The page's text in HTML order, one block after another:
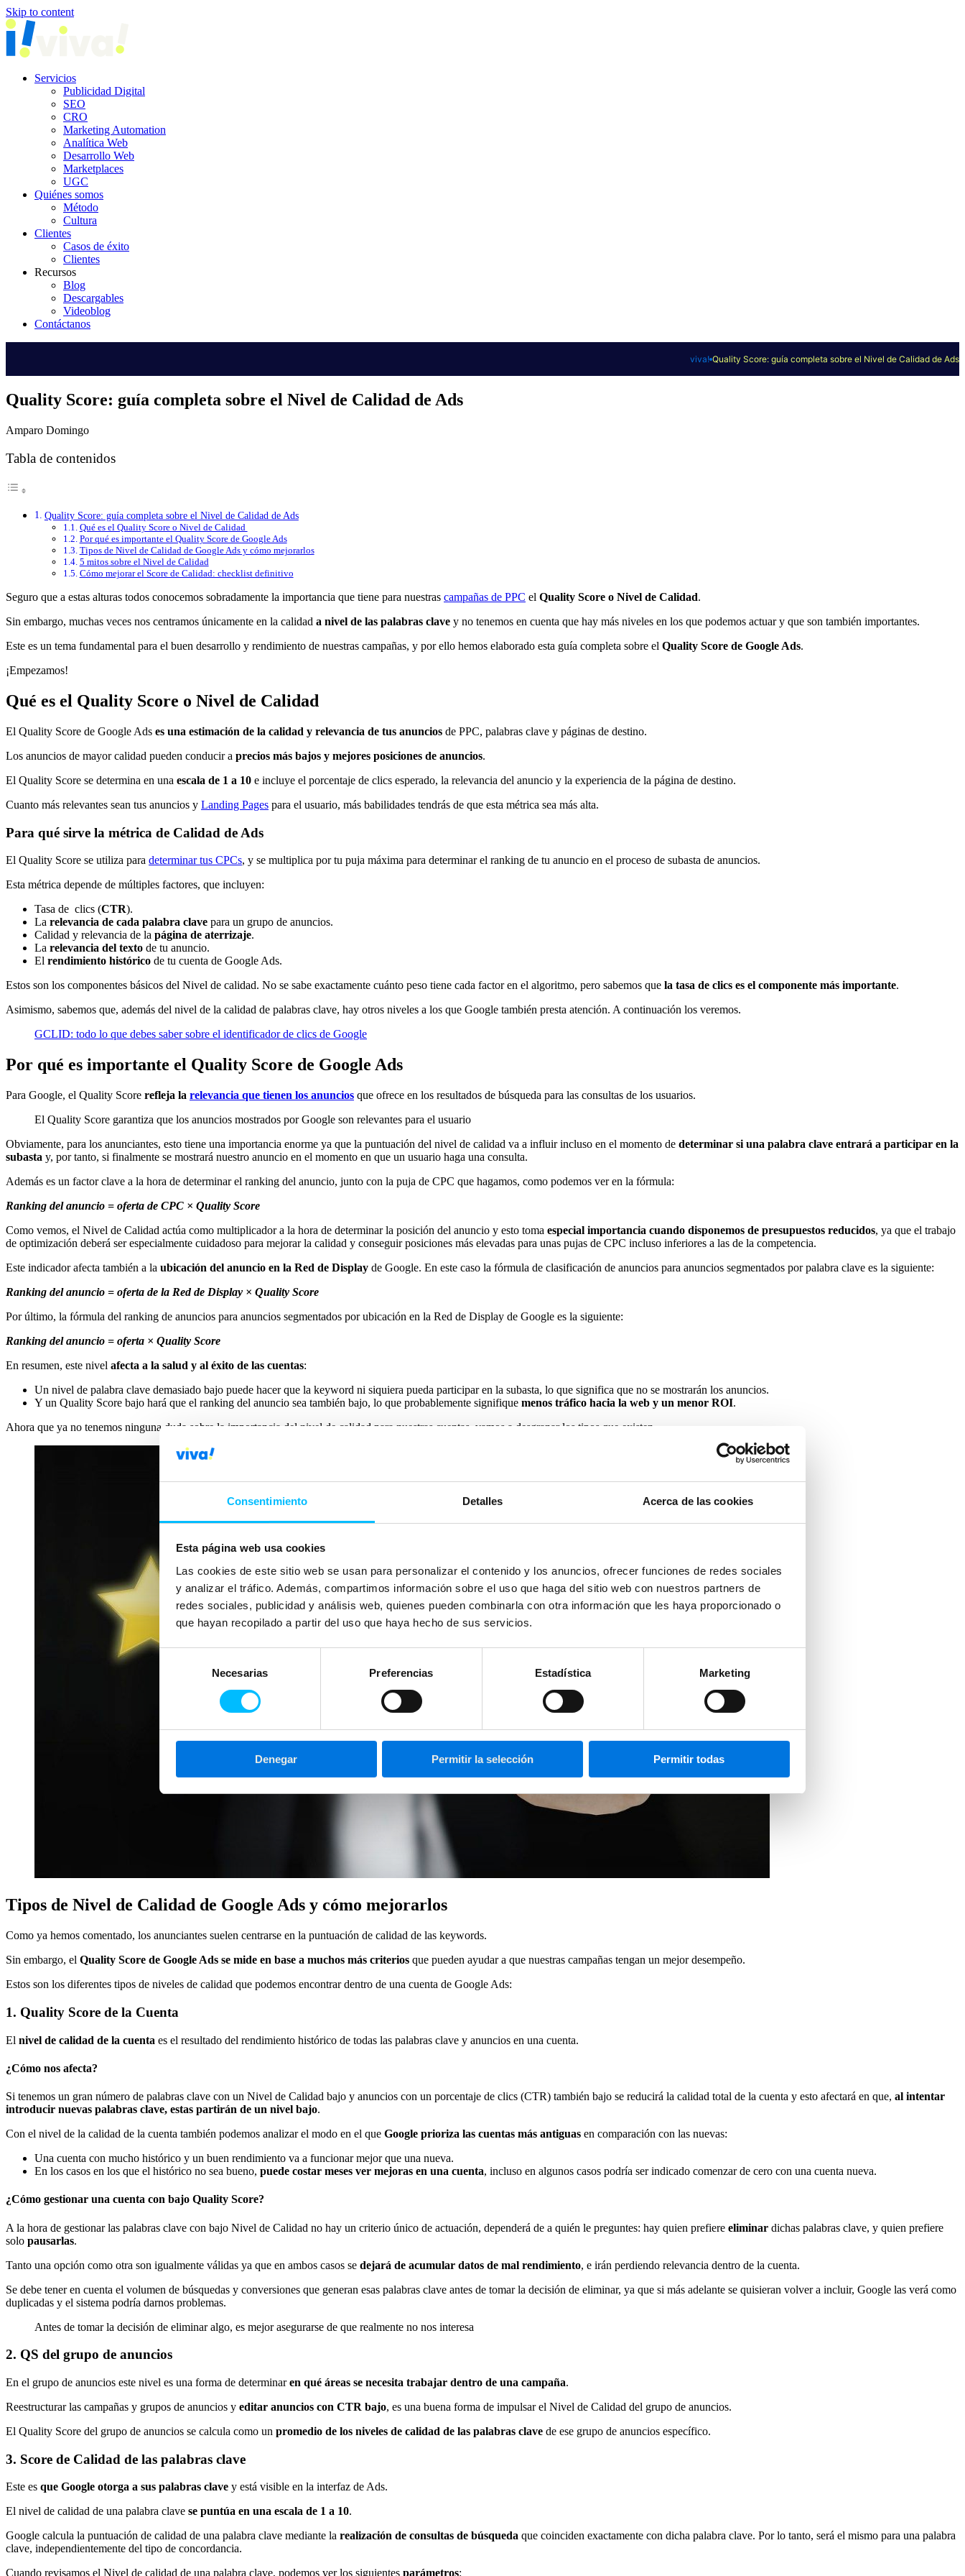
Consentimiento Detalles Acerca de las cookies
Esta página web usa cookies
Las cookies de este sitio web se usan para personalizar el contenido y los anuncios, ofrecer funciones de redes sociales
y analizar el tráfico. Además, compartimos información sobre el uso que haga del sitio web con nuestros partners de
redes sociales, publicidad y análisis web, quienes pueden combinarla con otra información que les haya proporcionado o
que hayan recopilado a partir del uso que haya hecho de sus servicios.
Selección
consentimiento
Necesarias Preferencias Estadística Marketing
Denegar Permitir la selección Permitir todas
Skip to content
Servicios
Publicidad Digital
SEO
CRO
Marketing Automation
Analítica Web
Desarrollo Web
Marketplaces
UGC
Quiénes somos
Método
Cultura
Clientes
Casos de éxito
Clientes
Recursos
Blog
Descargables
Videoblog
Contáctanos
viva! Quality Score: guía completa sobre el Nivel de Calidad de Ads
Quality Score: guía completa sobre el Nivel de Calidad de Ads
Amparo Domingo
Tabla de contenidos
Quality Score: guía completa sobre el Nivel de Calidad de Ads
Qué es el Quality Score o Nivel de Calidad
Por qué es importante el Quality Score de Google Ads
Tipos de Nivel de Calidad de Google Ads y cómo mejorarlos
5 mitos sobre el Nivel de Calidad
Cómo mejorar el Score de Calidad: checklist definitivo
Seguro que a estas alturas todos conocemos sobradamente la importancia que tiene para nuestras campañas de PPC el Quality Score o Nivel de Calidad.
Sin embargo, muchas veces nos centramos únicamente en la calidad a nivel de las palabras clave y no tenemos en cuenta que hay más niveles en los que podemos actuar y que son también importantes.
Este es un tema fundamental para el buen desarrollo y rendimiento de nuestras campañas, y por ello hemos elaborado esta guía completa sobre el Quality Score de Google Ads.
¡Empezamos!
Qué es el Quality Score o Nivel de Calidad
El Quality Score de Google Ads es una estimación de la calidad y relevancia de tus anuncios de PPC, palabras clave y páginas de destino.
Los anuncios de mayor calidad pueden conducir a precios más bajos y mejores posiciones de anuncios.
El Quality Score se determina en una escala de 1 a 10 e incluye el porcentaje de clics esperado, la relevancia del anuncio y la experiencia de la página de destino.
Cuanto más relevantes sean tus anuncios y Landing Pages para el usuario, más babilidades tendrás de que esta métrica sea más alta.
Para qué sirve la métrica de Calidad de Ads
El Quality Score se utiliza para determinar tus CPCs, y se multiplica por tu puja máxima para determinar el ranking de tu anuncio en el proceso de subasta de anuncios.
Esta métrica depende de múltiples factores, que incluyen:
Tasa de clics (CTR).
La relevancia de cada palabra clave para un grupo de anuncios.
Calidad y relevancia de la página de aterrizaje.
La relevancia del texto de tu anuncio.
El rendimiento histórico de tu cuenta de Google Ads.
Estos son los componentes básicos del Nivel de calidad. No se sabe exactamente cuánto peso tiene cada factor en el algoritmo, pero sabemos que la tasa de clics es el componente más importante.
Asimismo, sabemos que, además del nivel de la calidad de palabras clave, hay otros niveles a los que Google también presta atención. A continuación los veremos.
GCLID: todo lo que debes saber sobre el identificador de clics de Google
Por qué es importante el Quality Score de Google Ads
Para Google, el Quality Score refleja la relevancia que tienen los anuncios que ofrece en los resultados de búsqueda para las consultas de los usuarios.
El Quality Score garantiza que los anuncios mostrados por Google son relevantes para el usuario
Obviamente, para los anunciantes, esto tiene una importancia enorme ya que la puntuación del nivel de calidad va a influir incluso en el momento de determinar si una palabra clave entrará a participar en la
subasta y, por tanto, si finalmente se mostrará nuestro anuncio en el momento en que un usuario haga una consulta.
Además es un factor clave a la hora de determinar el ranking del anuncio, junto con la puja de CPC que hagamos, como podemos ver en la fórmula:
Ranking del anuncio = oferta de CPC × Quality Score
Como vemos, el Nivel de Calidad actúa como multiplicador a la hora de determinar la posición del anuncio y esto toma especial importancia cuando disponemos de presupuestos reducidos, ya que el trabajo
de optimización deberá ser especialmente cuidadoso para mejorar la calidad y conseguir posiciones más elevadas para unas pujas de CPC incluso inferiores a las de la competencia.
Este indicador afecta también a la ubicación del anuncio en la Red de Display de Google. En este caso la fórmula de clasificación de anuncios para anuncios segmentados por palabra clave es la siguiente:
Ranking del anuncio = oferta de la Red de Display × Quality Score
Por último, la fórmula del ranking de anuncios para anuncios segmentados por ubicación en la Red de Display de Google es la siguiente:
Ranking del anuncio = oferta × Quality Score
En resumen, este nivel afecta a la salud y al éxito de las cuentas:
Un nivel de palabra clave demasiado bajo puede hacer que la keyword ni siquiera pueda participar en la subasta, lo que significa que no se mostrarán los anuncios.
Y un Quality Score bajo hará que el ranking del anuncio sea también bajo, lo que probablemente signifique menos tráfico hacia la web y un menor ROI.
Ahora que ya no tenemos ninguna duda sobre la importancia del nivel de calidad para nuestras cuentas, vamos a desgranar los tipos que existen.
Tipos de Nivel de Calidad de Google Ads y cómo mejorarlos
Como ya hemos comentado, los anunciantes suelen centrarse en la puntuación de calidad de las keywords.
Sin embargo, el Quality Score de Google Ads se mide en base a muchos más criterios que pueden ayudar a que nuestras campañas tengan un mejor desempeño.
Estos son los diferentes tipos de niveles de calidad que podemos encontrar dentro de una cuenta de Google Ads:
1. Quality Score de la Cuenta
El nivel de calidad de la cuenta es el resultado del rendimiento histórico de todas las palabras clave y anuncios en una cuenta.
¿Cómo nos afecta?
Si tenemos un gran número de palabras clave con un Nivel de Calidad bajo y anuncios con un porcentaje de clics (CTR) también bajo se reducirá la calidad total de la cuenta y esto afectará en que, al intentar
introducir nuevas palabras clave, estas partirán de un nivel bajo.
Con el nivel de la calidad de la cuenta también podemos analizar el modo en el que Google prioriza las cuentas más antiguas en comparación con las nuevas:
Una cuenta con mucho histórico y un buen rendimiento va a funcionar mejor que una nueva.
En los casos en los que el histórico no sea bueno, puede costar meses ver mejoras en una cuenta, incluso en algunos casos podría ser indicado comenzar de cero con una cuenta nueva.
¿Cómo gestionar una cuenta con bajo Quality Score?
A la hora de gestionar las palabras clave con bajo Nivel de Calidad no hay un criterio único de actuación, dependerá de a quién le preguntes: hay quien prefiere eliminar dichas palabras clave, y quien prefiere
solo pausarlas.
Tanto una opción como otra son igualmente válidas ya que en ambos casos se dejará de acumular datos de mal rendimiento, e irán perdiendo relevancia dentro de la cuenta.
Se debe tener en cuenta el volumen de búsquedas y conversiones que generan esas palabras clave antes de tomar la decisión de eliminar, ya que si más adelante se quisieran volver a incluir, Google las verá como
duplicadas y el sistema podría darnos problemas.
Antes de tomar la decisión de eliminar algo, es mejor asegurarse de que realmente no nos interesa
2. QS del grupo de anuncios
En el grupo de anuncios este nivel es una forma de determinaren qué áreas se necesita trabajar dentro de una campaña.
Reestructurar las campañas y grupos de anuncios y editar anuncios con CTR bajo, es una buena forma de impulsar el Nivel de Calidad del grupo de anuncios.
El Quality Score del grupo de anuncios se calcula como un promedio de los niveles de calidad de las palabras clave de ese grupo de anuncios específico.
3. Score de Calidad de las palabras clave
Este es que Google otorga a sus palabras clave y está visible en la interfaz de Ads.
El nivel de calidad de una palabra clave se puntúa en una escala de 1 a 10.
Google calcula la puntuación de calidad de una palabra clave mediante la realización de consultas de búsqueda que coinciden exactamente con dicha palabra clave. Por lo tanto, será el mismo para una palabra
clave, independientemente del tipo de concordancia.
Cuando revisamos el Nivel de calidad de una palabra clave, podemos ver los siguientes parámetros: